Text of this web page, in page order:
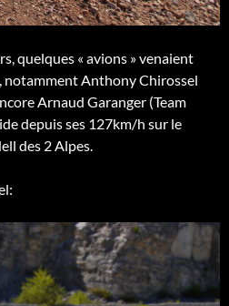
quelques « avions » venaient
notamment Anthony Chirossel
Arnaud Garanger (Team
depuis ses 127km/h sur le
des 2 Alpes.